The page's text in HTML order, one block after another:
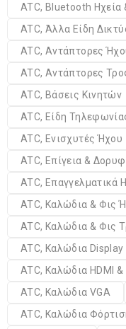
ATC, Bluetooth Ηχεία
ATC, Άλλα Είδη
ATC, Αντάπτορες
ATC, Αντάπτορες
ATC, Βάσεις Κινητών
ATC, Είδη
ATC, Ενισχυτές Ήχου
ATC, Επίγεια &
ATC, Επαγγελματικά
ATC, Καλώδια & Φις
ATC, Καλώδια & Φις
ATC, Καλώδια
ATC, Καλώδια HDMI &
ATC, Καλώδια VGA
ATC, Καλώδια